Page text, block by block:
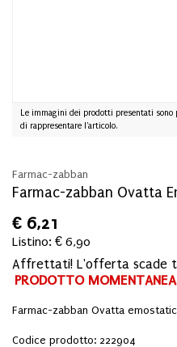
Le immagini dei prodotti presentati sono
di rappresentare l'articolo.
Farmac-zabban
Farmac-zabban Ovatta
€ 6,21
Listino: € 6,90
Affrettati! L'offerta scade
PRODOTTO
Farmac-zabban Ovatta
Codice prodotto: 222904